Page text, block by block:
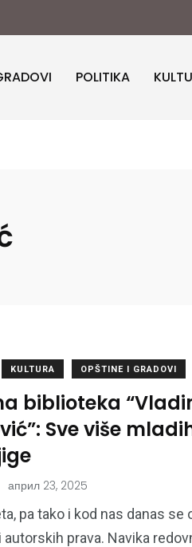
POLITIKA
KULTURA OPŠTINE I GRADOVI
biblioteka
Sve više
април 23, 2025
pa tako i kod nas danas se
autorskih prava. Navika